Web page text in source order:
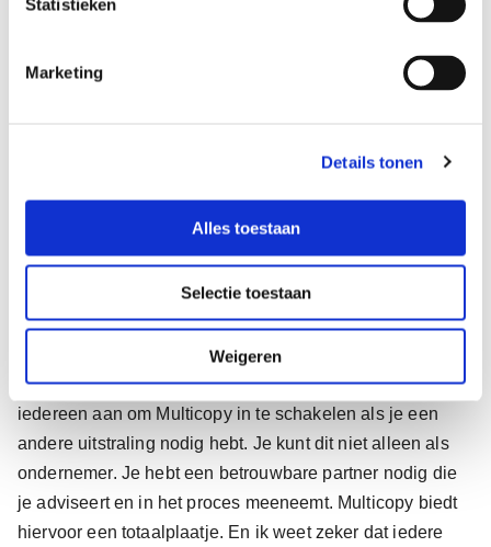
Statistieken
Marketing
Details tonen
Alles toestaan
Selectie toestaan
Weigeren
Liesbeth: “Ik ben echt ontzettend blij met dit nieuwe logo
en de uitstraling van al onze communicatiematerialen.
Onze winkel ziet er totaal anders uit. Alles is nu één
geheel. Deze nieuwe look past veel beter bij ons en is
helemaal van deze tijd.” De samenwerking met Multicopy
heeft ze als enorm waardevol ervaren. “Ik raad het
iedereen aan om Multicopy in te schakelen als je een
andere uitstraling nodig hebt. Je kunt dit niet alleen als
ondernemer. Je hebt een betrouwbare partner nodig die
je adviseert en in het proces meeneemt. Multicopy biedt
hiervoor een totaalplaatje. En ik weet zeker dat iedere